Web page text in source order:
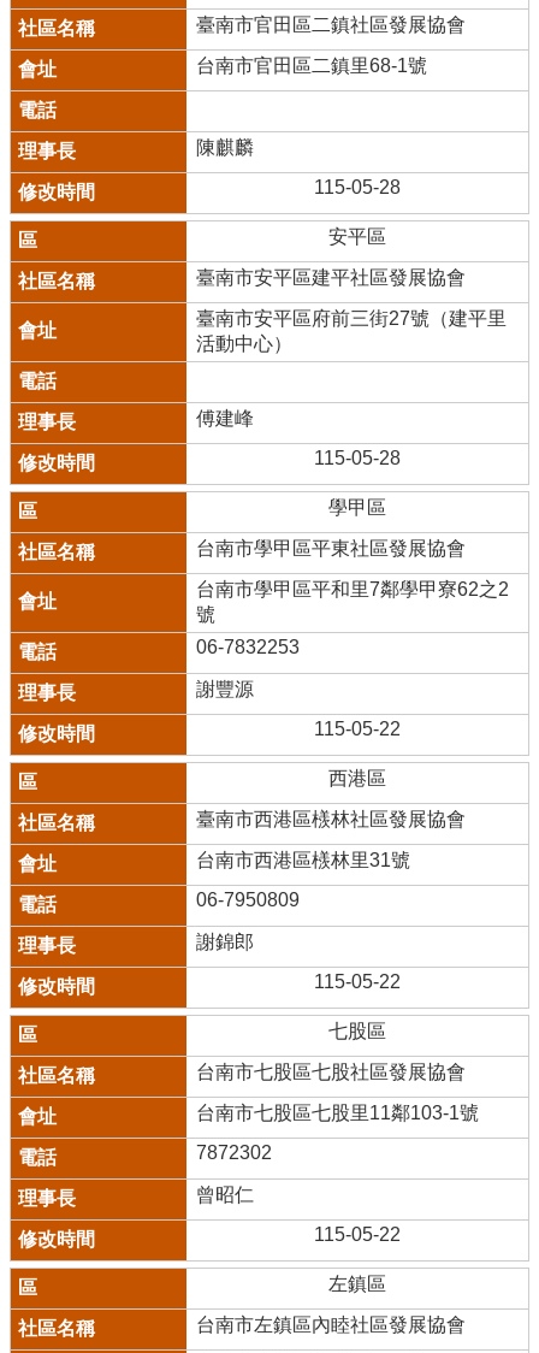
臺南市官田區二鎮社區發展協會
台南市官田區二鎮里68-1號
陳麒麟
115-05-28
安平區
臺南市安平區建平社區發展協會
臺南市安平區府前三街27號（建平里
活動中心）
傅建峰
115-05-28
學甲區
台南市學甲區平東社區發展協會
台南市學甲區平和里7鄰學甲寮62之2
號
06-7832253
謝豐源
115-05-22
西港區
臺南市西港區檨林社區發展協會
台南市西港區檨林里31號
06-7950809
謝錦郎
115-05-22
七股區
台南市七股區七股社區發展協會
台南市七股區七股里11鄰103-1號
7872302
曾昭仁
115-05-22
左鎮區
台南市左鎮區內睦社區發展協會